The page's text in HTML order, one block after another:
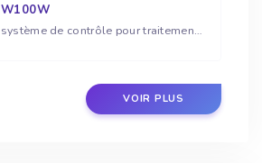
W100W
système de contrôle pour traitement d'eau
VOIR PLUS